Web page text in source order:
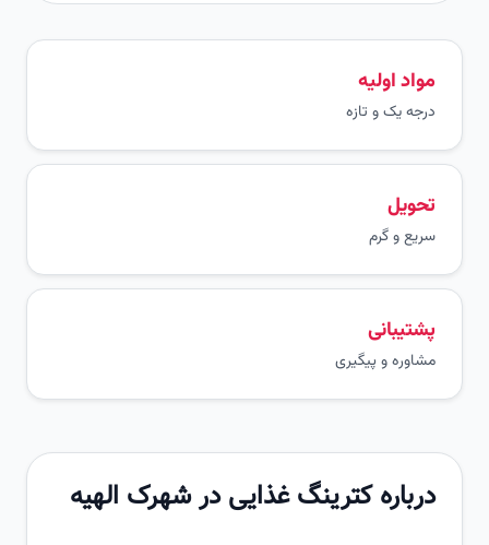
مواد اولیه
درجه یک و تازه
سریع و گرم
پشتیبانی
مشاوره و پیگیری
درباره کترینگ غذایی در شهرک الهیه